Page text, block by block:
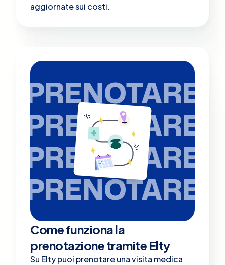
aggiornate sui costi.
PRENOTARE
PRENOTARE
PRENOTARE
PRENOTARE
Come funziona la
prenotazione tramite Elty
Su Elty puoi prenotare una visita medica